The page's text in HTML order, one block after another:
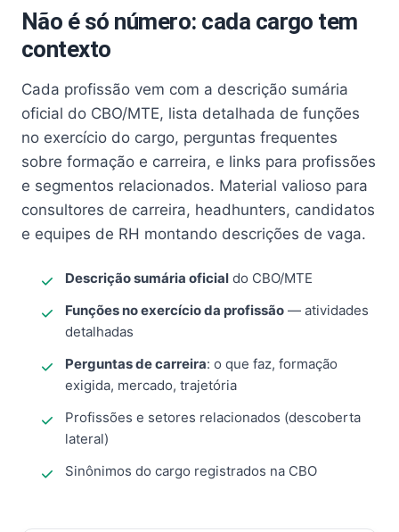
Não é só número: cada cargo tem
contexto
Cada profissão vem com a descrição sumária
oficial do CBO/MTE, lista detalhada de funções
no exercício do cargo, perguntas frequentes
sobre formação e carreira, e links para profissões
e segmentos relacionados. Material valioso para
consultores de carreira, headhunters, candidatos
e equipes de RH montando descrições de vaga.
Descrição sumária oficial do CBO/MTE
Funções no exercício da profissão — atividades
detalhadas
Perguntas de carreira: o que faz, formação
exigida, mercado, trajetória
Profissões e setores relacionados (descoberta
lateral)
Sinônimos do cargo registrados na CBO